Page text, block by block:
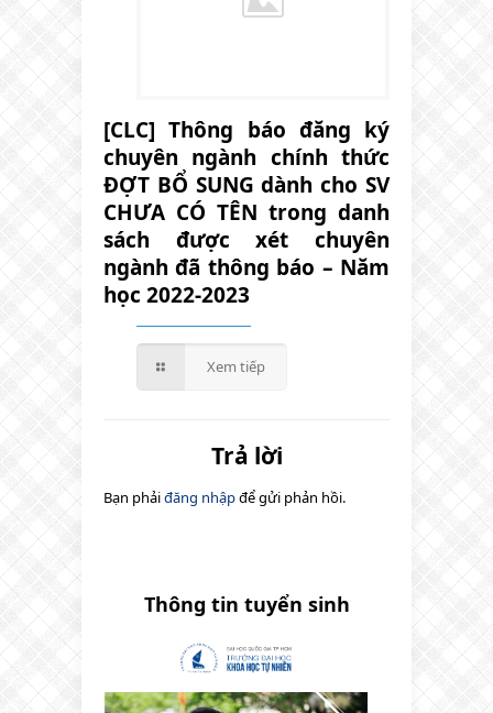
[CLC] Thông báo đăng ký
chuyên ngành chính thức
ĐỢT BỔ SUNG dành cho SV
CHƯA CÓ TÊN trong danh
sách được xét chuyên
ngành đã thông báo – Năm
học 2022-2023
Xem tiếp
Trả lời
Bạn phảiđăng nhậpđể gửi phản hồi.
Thông tin tuyển sinh